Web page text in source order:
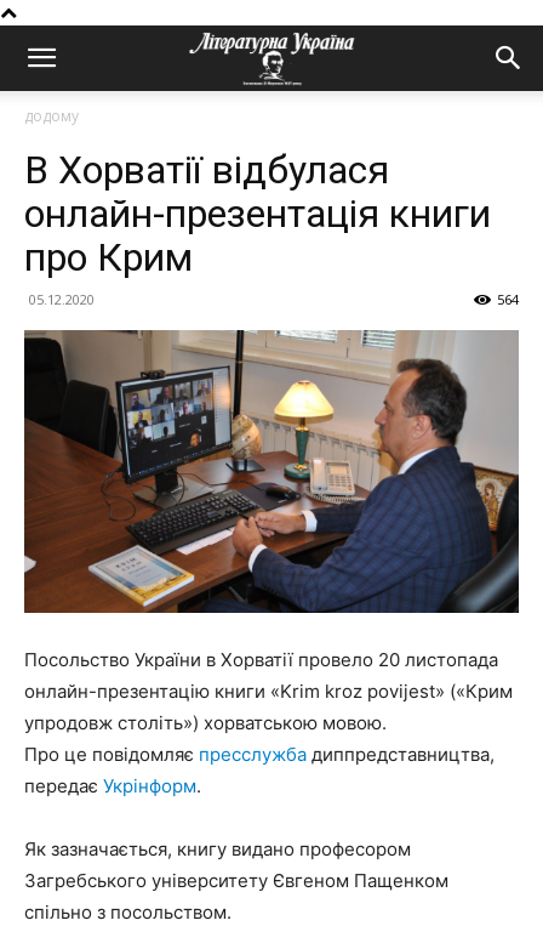
додому
В Хорватії відбулася
онлайн-презентація книги
про Крим
05.12.2020 564
Посольство України в Хорватії провело 20 листопада
онлайн-презентацію книги «Krim kroz povijest» («Крим
упродовж століть») хорватською мовою.
Про це повідомляє пресслужба диппредставництва,
передає Укрінформ.
Як зазначається, книгу видано професором
Загребського університету Євгеном Пащенком
спільно з посольством.